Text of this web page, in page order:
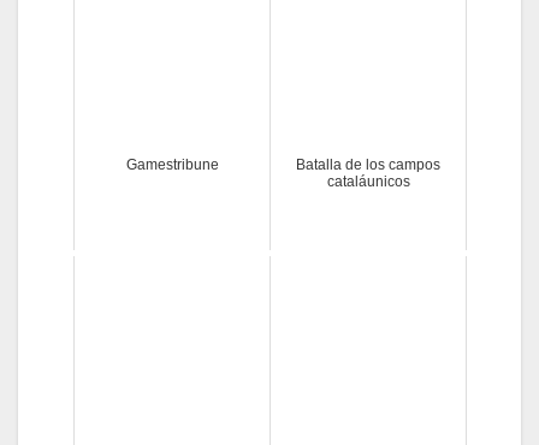
Gamestribune
Batalla de los campos
cataláunicos